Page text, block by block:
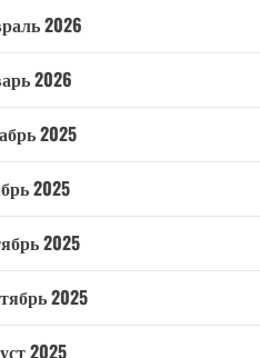
2026
2026
2025
2025
2025
2025
2025